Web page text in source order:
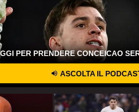
PER PRENDERE CONCEICAO
ASCOLTA IL